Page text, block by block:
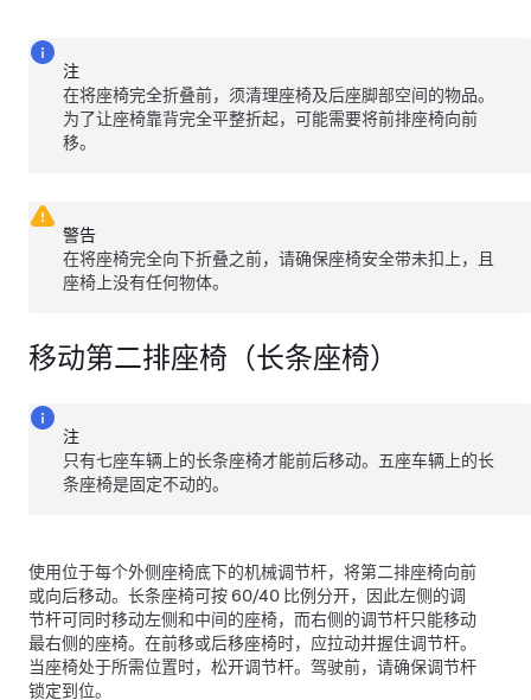
注
在将座椅完全折叠前，须清理座椅及后座脚部空间的物品。
为了让座椅靠背完全平整折起，可能需要将前排座椅向前
移。
警告
在将座椅完全向下折叠之前，请确保座椅安全带未扣上，且
座椅上没有任何物体。
移动第二排座椅（长条座椅）
注
只有七座车辆上的长条座椅才能前后移动。五座车辆上的长
条座椅是固定不动的。
使用位于每个外侧座椅底下的机械调节杆，将第二排座椅向前
或向后移动。长条座椅可按 60/40 比例分开，因此左侧的调
节杆可同时移动左侧和中间的座椅，而右侧的调节杆只能移动
最右侧的座椅。在前移或后移座椅时，应拉动并握住调节杆。
当座椅处于所需位置时，松开调节杆。驾驶前，请确保调节杆
锁定到位。